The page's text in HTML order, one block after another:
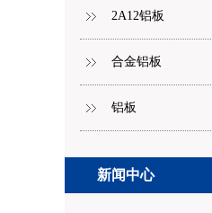
2A12铝板
合金铝板
铝板
新闻中心